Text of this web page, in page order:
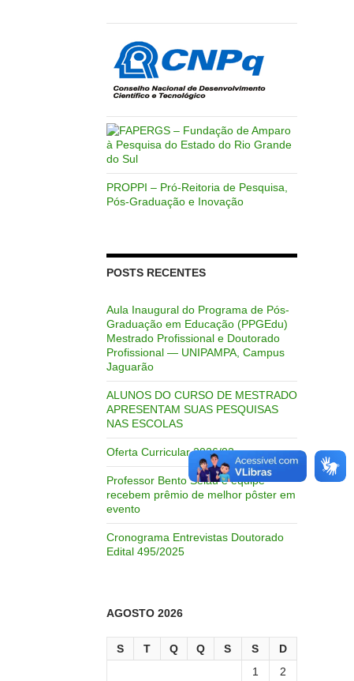
PROPPI – Pró-Reitoria de Pesquisa,
Pós-Graduação e Inovação
POSTS RECENTES
Aula Inaugural do Programa de Pós-
Graduação em Educação (PPGEdu)
Mestrado Profissional e Doutorado
Profissional — UNIPAMPA, Campus
Jaguarão
ALUNOS DO CURSO DE MESTRADO
APRESENTAM SUAS PESQUISAS
NAS ESCOLAS
Oferta Curricular 2026/02
Professor Bento Selau e equipe
recebem prêmio de melhor pôster em
evento
Cronograma Entrevistas Doutorado
Edital 495/2025
AGOSTO 2026
S T Q Q S S
D
1
2